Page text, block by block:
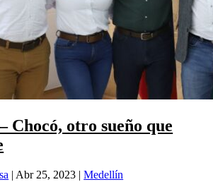
Chocó, otro sueño que
| Abr 25, 2023 |Medellín